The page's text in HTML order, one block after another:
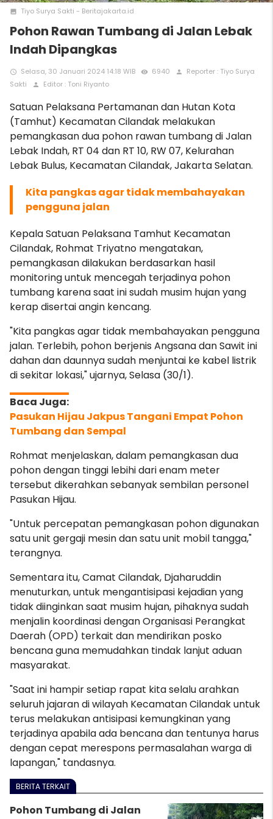
photo Tiyo Surya Sakti - Beritajakarta.id
Pohon Rawan Tumbang di Jalan Lebak
Indah Dipangkas
access_time Selasa, 30 Januari 2024 14:18 WIB remove_red_eye 6940 person
Reporter : Tiyo Surya
Sakti
person Editor : Toni Riyanto
Satuan Pelaksana Pertamanan dan Hutan Kota
(Tamhut) Kecamatan Cilandak melakukan
pemangkasan dua pohon rawan tumbang di Jalan
Lebak Indah, RT 04 dan RT 10, RW 07, Kelurahan
Lebak Bulus, Kecamatan Cilandak, Jakarta Selatan.
Kita pangkas agar tidak membahayakan
pengguna jalan
Kepala Satuan Pelaksana Tamhut Kecamatan
Cilandak, Rohmat Triyatno mengatakan,
pemangkasan dilakukan berdasarkan hasil
monitoring untuk mencegah terjadinya pohon
tumbang karena saat ini sudah musim hujan yang
kerap disertai angin kencang.
"Kita pangkas agar tidak membahayakan pengguna
jalan. Terlebih, pohon berjenis Angsana dan Sawit ini
dahan dan daunnya sudah menjuntai ke kabel listrik
di sekitar lokasi," ujarnya, Selasa (30/1).
Pasukan Hijau Jakpus Tangani Empat Pohon
Tumbang dan Sempal
Rohmat menjelaskan, dalam pemangkasan dua
pohon dengan tinggi lebihi dari enam meter
tersebut dikerahkan sebanyak sembilan personel
Pasukan Hijau.
"Untuk percepatan pemangkasan pohon digunakan
satu unit gergaji mesin dan satu unit mobil tangga,"
terangnya.
Sementara itu, Camat Cilandak, Djaharuddin
menuturkan, untuk mengantisipasi kejadian yang
tidak diinginkan saat musim hujan, pihaknya sudah
menjalin koordinasi dengan Organisasi Perangkat
Daerah (OPD) terkait dan mendirikan posko
bencana guna memudahkan tindak lanjut aduan
masyarakat.
"Saat ini hampir setiap rapat kita selalu arahkan
seluruh jajaran di wilayah Kecamatan Cilandak untuk
terus melakukan antisipasi kemungkinan yang
terjadinya apabila ada bencana dan tentunya harus
dengan cepat merespons permasalahan warga di
lapangan," tandasnya.
BERITA TERKAIT
Pohon Tumbang di Jalan